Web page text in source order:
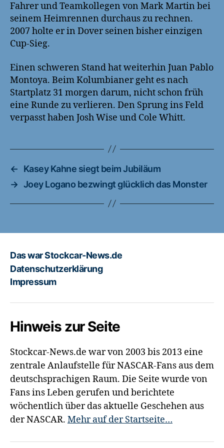
Fahrer und Teamkollegen von Mark Martin bei
seinem Heimrennen durchaus zu rechnen.
2007 holte er in Dover seinen bisher einzigen
Cup-Sieg.
Einen schweren Stand hat weiterhin Juan Pablo
Montoya. Beim Kolumbianer geht es nach
Startplatz 31 morgen darum, nicht schon früh
eine Runde zu verlieren. Den Sprung ins Feld
verpasst haben Josh Wise und Cole Whitt.
←
Kasey Kahne siegt beim Jubiläum
→ Joey Logano bezwingt glücklich das Monster
Das war Stockcar-News.de
Datenschutzerklärung
Impressum
Hinweis zur Seite
Stockcar-News.de war von 2003 bis 2013 eine
zentrale Anlaufstelle für NASCAR-Fans aus dem
deutschsprachigen Raum. Die Seite wurde von
Fans ins Leben gerufen und berichtete
wöchentlich über das aktuelle Geschehen aus
der NASCAR. Mehr auf der Startseite…